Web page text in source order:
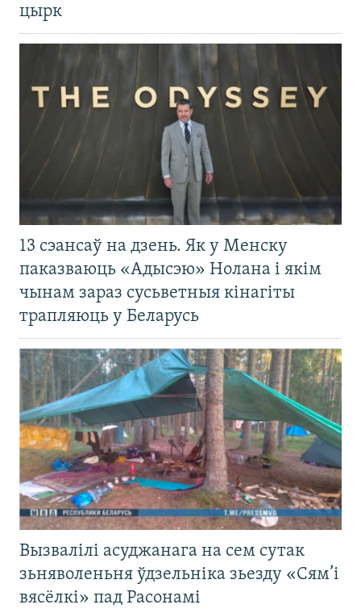
цырк
13 сэансаў на дзень. Як у Менску
паказваюць «Адысэю» Нолана і якім
чынам зараз сусьветныя кінагіты
трапляюць у Беларусь
Вызвалілі асуджанага на сем сутак
зьняволеньня ўдзельніка зьезду «Сям’і
вясёлкі» пад Расонамі